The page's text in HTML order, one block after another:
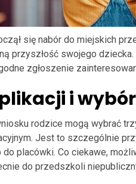
się nabór do miejskich
przyszłość swojego
zgłoszenie
i
rodzice mogą wybrać
Jest to szczególnie
do placówki. Co ciekawe,
do przedszkoli